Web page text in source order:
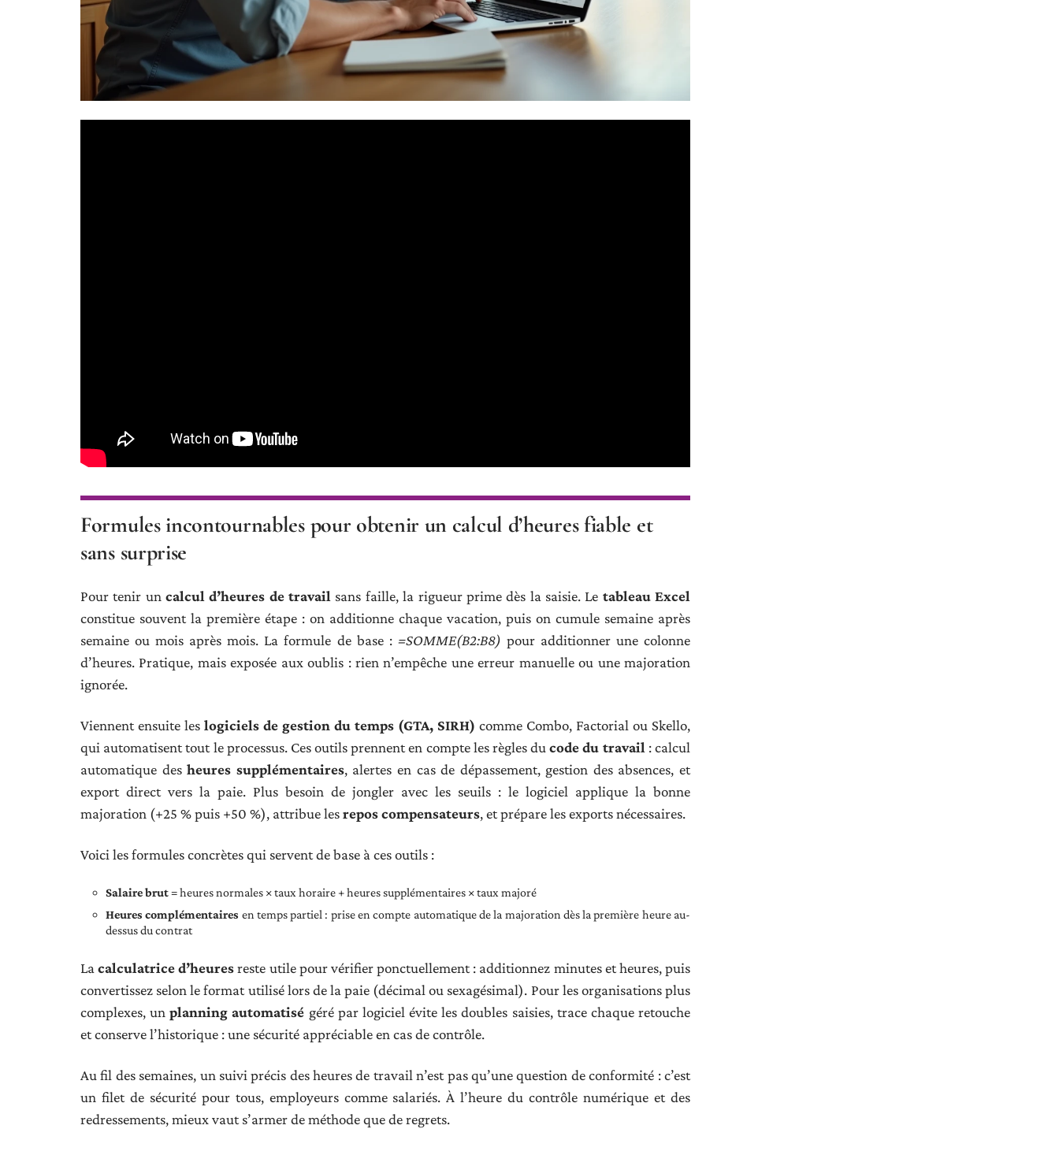
Formules incontournables pour obtenir un calcul d’heures fiable et
sans surprise
Pour tenir uncalcul d’heures de travail sans faille, la rigueur prime dès la saisie. Le tableau Excel
constitue souvent la première étape : on additionne chaque vacation, puis on cumule semaine après
semaine ou mois après mois. La formule de base : =SOMME(B2:B8) pour additionner une colonne
d’heures. Pratique, mais exposée aux oublis : rien n’empêche une erreur manuelle ou une majoration
ignorée.
Viennent ensuite les logiciels de gestion du temps (GTA, SIRH) comme Combo, Factorial ou Skello,
qui automatisent tout le processus. Ces outils prennent en compte les règles ducode du travail : calcul
automatique desheures supplémentaires, alertes en cas de dépassement, gestion des absences, et
export direct vers la paie. Plus besoin de jongler avec les seuils : le logiciel applique la bonne
majoration (+25 % puis +50 %), attribue lesrepos compensateurs, et prépare les exports nécessaires.
Voici les formules concrètes qui servent de base à ces outils :
Salaire brut= heures normales × taux horaire + heures supplémentaires × taux majoré
Heures complémentaires en temps partiel : prise en compte automatique de la majoration dès la première heure au-
dessus du contrat
Lacalculatrice d’heuresreste utile pour vérifier ponctuellement : additionnez minutes et heures, puis
convertissez selon le format utilisé lors de la paie (décimal ou sexagésimal). Pour les organisations plus
complexes, unplanning automatisé géré par logiciel évite les doubles saisies, trace chaque retouche
et conserve l’historique : une sécurité appréciable en cas de contrôle.
Au fil des semaines, un suivi précis des heures de travail n’est pas qu’une question de conformité : c’est
un filet de sécurité pour tous, employeurs comme salariés. À l’heure du contrôle numérique et des
redressements, mieux vaut s’armer de méthode que de regrets.